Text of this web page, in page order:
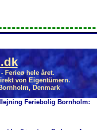
Ferieø hele året.
von Eigentümern.
Denmark
Feriebolig Bornholm: